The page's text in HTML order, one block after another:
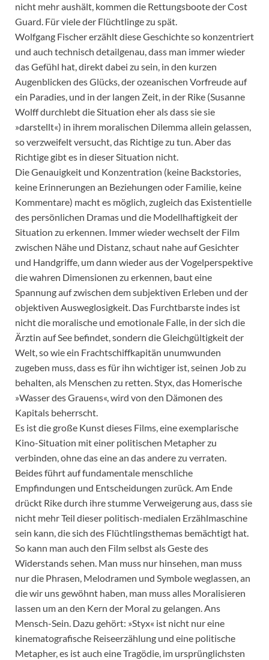
nicht mehr aushält, kommen die Rettungsboote der Cost
Guard. Für viele der Flüchtlinge zu spät.
Wolfgang Fischer erzählt diese Geschichte so konzentriert
und auch technisch detailgenau, dass man immer wieder
das Gefühl hat, direkt dabei zu sein, in den kurzen
Augenblicken des Glücks, der ozeanischen Vorfreude auf
ein Paradies, und in der langen Zeit, in der Rike (Susanne
Wolff durchlebt die Situation eher als dass sie sie
»darstellt«) in ihrem moralischen Dilemma allein gelassen,
so verzweifelt versucht, das Richtige zu tun. Aber das
Richtige gibt es in dieser Situation nicht.
Die Genauigkeit und Konzentration (keine Backstories,
keine Erinnerungen an Beziehungen oder Familie, keine
Kommentare) macht es möglich, zugleich das Existentielle
des persönlichen Dramas und die Modellhaftigkeit der
Situation zu erkennen. Immer wieder wechselt der Film
zwischen Nähe und Distanz, schaut nahe auf Gesichter
und Handgriffe, um dann wieder aus der Vogelperspektive
die wahren Dimensionen zu erkennen, baut eine
Spannung auf zwischen dem subjektiven Erleben und der
objektiven Ausweglosigkeit. Das Furchtbarste indes ist
nicht die moralische und emotionale Falle, in der sich die
Ärztin auf See befindet, sondern die Gleichgültigkeit der
Welt, so wie ein Frachtschiffkapitän unumwunden
zugeben muss, dass es für ihn wichtiger ist, seinen Job zu
behalten, als Menschen zu retten. Styx, das Homerische
»Wasser des Grauens«, wird von den Dämonen des
Kapitals beherrscht.
Es ist die große Kunst dieses Films, eine exemplarische
Kino-Situation mit einer politischen Metapher zu
verbinden, ohne das eine an das andere zu verraten.
Beides führt auf fundamentale menschliche
Empfindungen und Entscheidungen zurück. Am Ende
drückt Rike durch ihre stumme Verweigerung aus, dass sie
nicht mehr Teil dieser politisch-medialen Erzählmaschine
sein kann, die sich des Flüchtlingsthemas bemächtigt hat.
So kann man auch den Film selbst als Geste des
Widerstands sehen. Man muss nur hinsehen, man muss
nur die Phrasen, Melodramen und Symbole weglassen, an
die wir uns gewöhnt haben, man muss alles Moralisieren
lassen um an den Kern der Moral zu gelangen. Ans
Mensch-Sein. Dazu gehört: »Styx« ist nicht nur eine
kinematografische Reiseerzählung und eine politische
Metapher, es ist auch eine Tragödie, im ursprünglichsten